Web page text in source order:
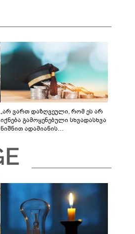
„არ ვართ დაზღვეული, რომ ეს არ
იქნება გამოყენებული სხვადასხვა
ნიშნით ადამიანის
უფსკრულისკენ მიდის“